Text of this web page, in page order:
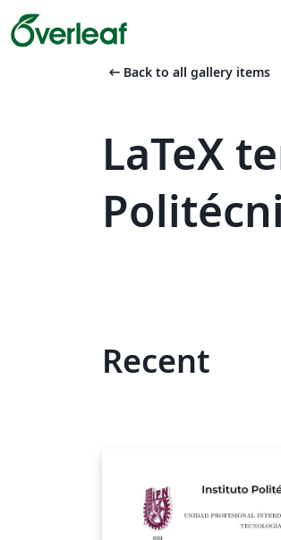
arrow_left_alt Back to all gallery items
LaTeX
Recent